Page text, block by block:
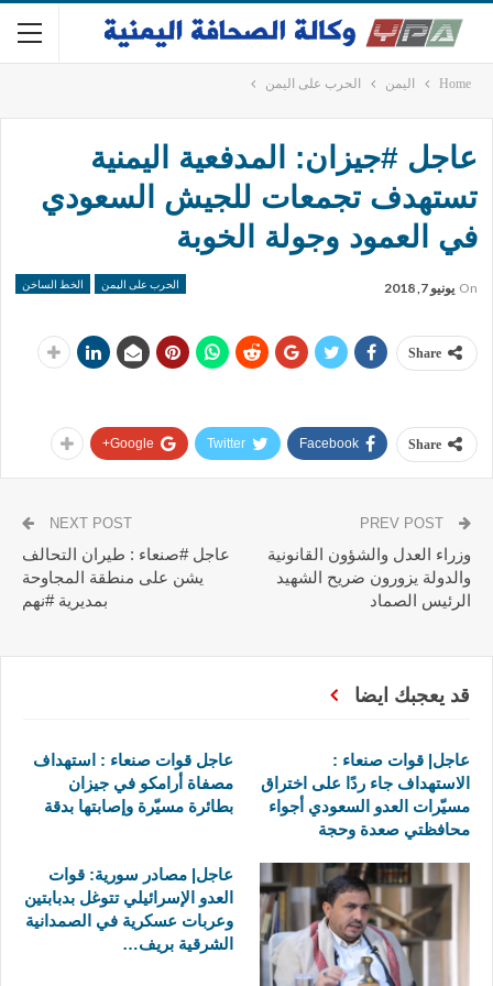
Home اليمن الحرب على اليمن
عاجل #جيزان: المدفعية اليمنية
تستهدف تجمعات للجيش السعودي
في العمود وجولة الخوبة
الحرب على اليمن الخط الساخن On يونيو 7, 2018
Share
Share
Facebook
Twitter
Google+
وزراء العدل والشؤون القانونية
والدولة يزورون ضريح الشهيد
الرئيس الصماد
NEXT POST
عاجل #صنعاء : طيران التحالف
يشن على منطقة المجاوحة
بمديرية #نهم
قد يعجبك ايضا
عاجل| قوات صنعاء :
الاستهداف جاء ردًا على اختراق
مسيّرات العدو السعودي أجواء
محافظتي صعدة وحجة
عاجل قوات صنعاء : استهداف
مصفاة أرامكو في جيزان
بطائرة مسيّرة وإصابتها بدقة
عاجل| مصادر سورية: قوات
العدو الإسرائيلي تتوغل بدبابتين
وعربات عسكرية في الصمدانية
الشرقية بريف…